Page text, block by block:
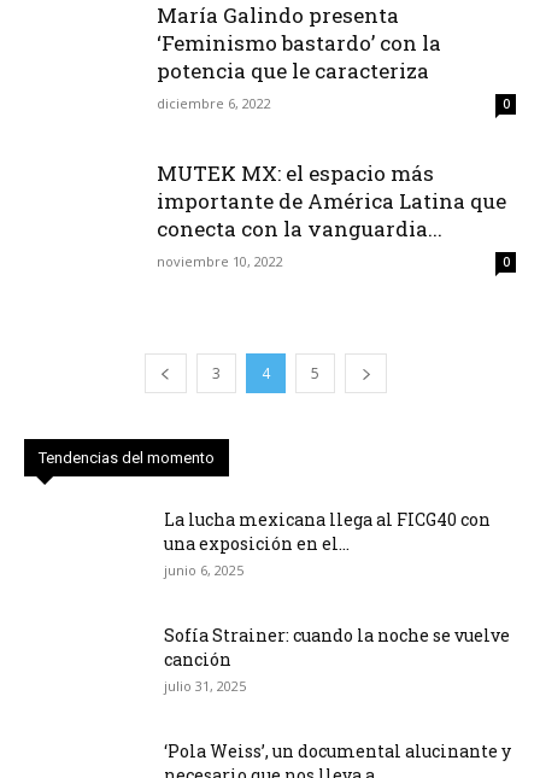
María Galindo presenta
‘Feminismo bastardo’ con la
potencia que le caracteriza
diciembre 6, 2022 0
MUTEK MX: el espacio más
importante de América Latina que
conecta con la vanguardia...
noviembre 10, 2022 0
3 4 5
Tendencias del momento
La lucha mexicana llega al FICG40 con
una exposición en el...
junio 6, 2025
Sofía Strainer: cuando la noche se vuelve
canción
julio 31, 2025
‘Pola Weiss’, un documental alucinante y